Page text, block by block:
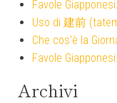
Favole
Uso di 建前
Che cos’è la
Favole
Archivi